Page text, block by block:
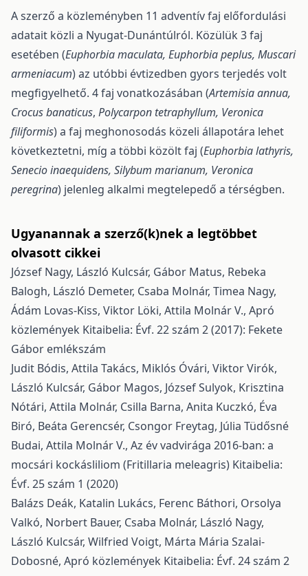
A szerző a közleményben 11 adventív faj előfordulási
adatait közli a Nyugat-Dunántúlról. Közülük 3 faj
esetében (Euphorbia maculata, Euphorbia peplus, Muscari
armeniacum) az utóbbi évtizedben gyors terjedés volt
megfigyelhető. 4 faj vonatkozásában (Artemisia annua,
Crocus banaticus, Polycarpon tetraphyllum, Veronica
filiformis) a faj meghonosodás közeli állapotára lehet
következtetni, míg a többi közölt faj (Euphorbia lathyris,
Senecio inaequidens, Silybum marianum, Vero­nica
peregrina) jelenleg alkalmi megtelepedő a térségben.
Ugyanannak a szerző(k)nek a legtöbbet
olvasott cikkei
József Nagy, László Kulcsár, Gábor Matus, Rebeka
Balogh, László Demeter, Csaba Molnár, Timea Nagy,
Ádám Lovas-Kiss, Viktor Löki, Attila Molnár V., Apró
közlemények Kitaibelia: Évf. 22 szám 2 (2017): Fekete
Gábor emlékszám
Judit Bódis, Attila Takács, Miklós Óvári, Viktor Virók,
László Kulcsár, Gábor Magos, József Sulyok, Krisztina
Nótári, Attila Molnár, Csilla Barna, Anita Kuczkó, Éva
Biró, Beáta Gerencsér, Csongor Freytag, Júlia Tüdősné
Budai, Attila Molnár V., Az év vadvirága 2016-ban: a
mocsári kockásliliom (Fritillaria meleagris) Kitaibelia:
Évf. 25 szám 1 (2020)
Balázs Deák, Katalin Lukács, Ferenc Báthori, Orsolya
Valkó, Norbert Bauer, Csaba Molnár, László Nagy,
László Kulcsár, Wilfried Voigt, Márta Mária Szalai-
Dobosné, Apró közlemények Kitaibelia: Évf. 24 szám 2